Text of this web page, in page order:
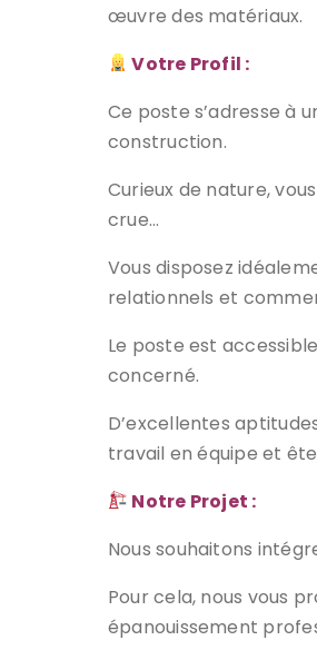
œuvre des matériaux.
Votre Profil :
Ce poste s’adresse à
construction.
Curieux de nature,
crue…
Vous disposez
relationnels et
Le poste est
concerné.
D’excellentes
travail en équipe et
Notre Projet :
Nous souhaitons
Pour cela, nous vous
épanouissement